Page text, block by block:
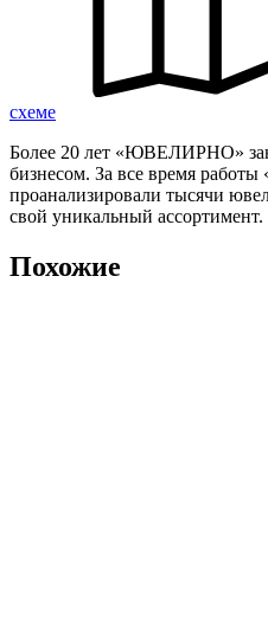
схеме
Более 20 лет «ЮВЕЛИРНО»
бизнесом. За все время
проанализировали тысячи
свой уникальный ассортимент.
Похожие